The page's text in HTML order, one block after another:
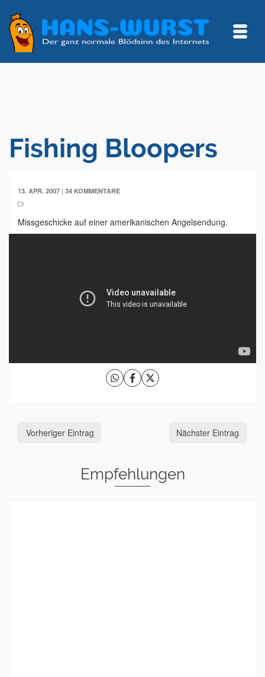
Fishing Bloopers
13. APR. 2007 | 34 KOMMENTARE
Missgeschicke auf einer amerikanischen Angelsendung.
Vorheriger Eintrag Nächster Eintrag
Empfehlungen